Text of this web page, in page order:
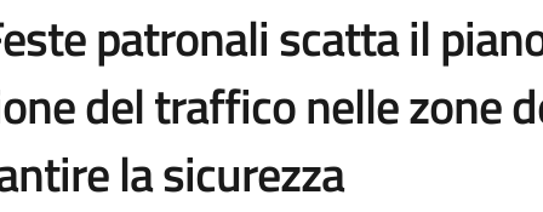
patronali scatta il
del traffico nelle zone
la sicurezza